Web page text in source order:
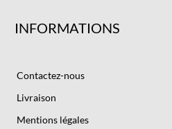
INFORMATIONS
Contactez-nous
Livraison
Mentions légales